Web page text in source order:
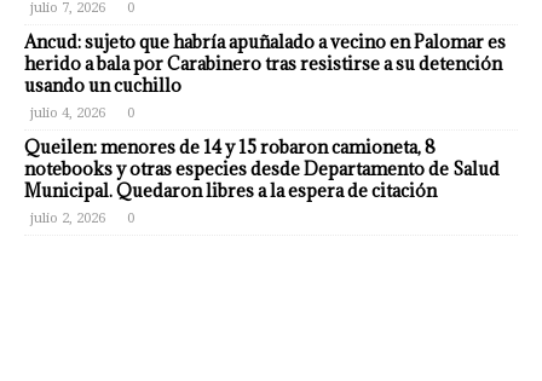
julio 7, 2026 0
Ancud: sujeto que habría apuñalado a vecino en Palomar es
herido a bala por Carabinero tras resistirse a su detención
usando un cuchillo
julio 4, 2026 0
Queilen: menores de 14 y 15 robaron camioneta, 8
notebooks y otras especies desde Departamento de Salud
Municipal. Quedaron libres a la espera de citación
julio 2, 2026 0